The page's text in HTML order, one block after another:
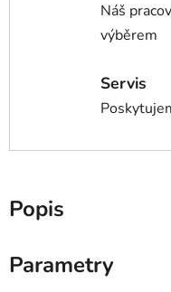
Náš
výběrem
Servis
Popis
Parametry